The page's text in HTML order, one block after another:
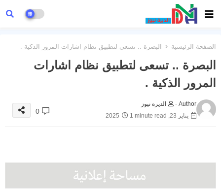
الصفحة الرئيسية البصرة .. تسعى لتطبيق نظام اشارات المرور الذكية .
البصرة .. تسعى لتطبيق نظام اشارات
المرور الذكية .
Author -
الديرة نيوز
يناير 23, 2025
1 minute read
0